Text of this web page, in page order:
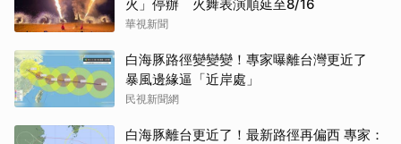
火」停辦 火舞表演順延至8/16
華視新聞
白海豚路徑變變變！專家曝離台灣更近了
暴風邊緣逼「近岸處」
民視新聞網
白海豚離台更近了！最新路徑再偏西 專家：